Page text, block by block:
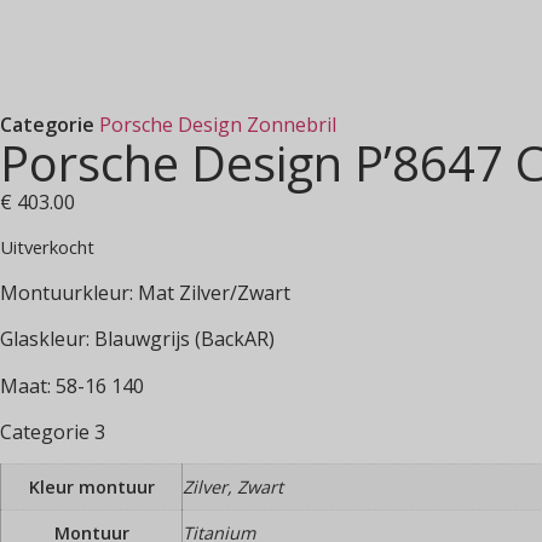
Categorie Porsche Design Zonnebril
Porsche Design P’8647
€ 403.00
Uitverkocht
Montuurkleur: Mat Zilver/Zwart
Glaskleur: Blauwgrijs (BackAR)
Maat: 58-16 140
Categorie 3
Kleur montuur
Zilver, Zwart
Montuur
Titanium